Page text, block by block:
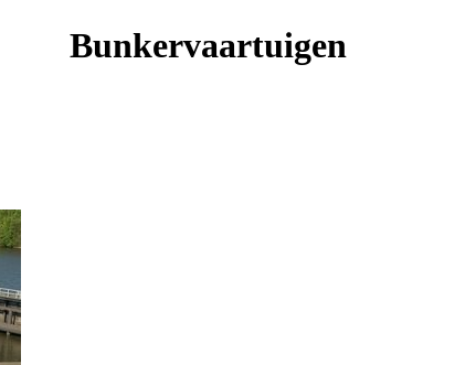
Bunkervaartuigen